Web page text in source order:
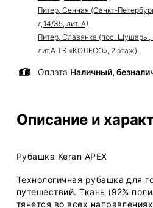
Питер, Сенная (Санкт-
д.14/35, лит. А)
Питер, Славянка (пос. Шушары,
лит.А ТК «КОЛЕСО», 2 этаж)
Оплата Наличный,
Описание и
Рубашка Keran APEX
Технологичная рубашка для
путешествий. Ткань (92%
тянется во всех